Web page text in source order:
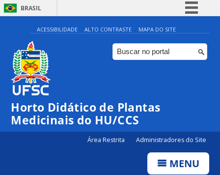
BRASIL
Simplifique!
Comunica BR
Participe
Canais
ACESSIBILIDADE ALTO CONTRASTE MAPA DO SITE
Horto Didático de Plantas
Medicinais do HU/CCS
Área Restrita Administradores do Site
MENU